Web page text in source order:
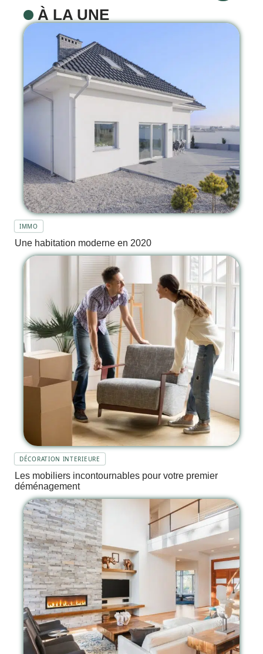
À LA UNE
IMMO
Une habitation moderne en 2020
DÉCORATION INTERIEURE
Les mobiliers incontournables pour votre premier
déménagement